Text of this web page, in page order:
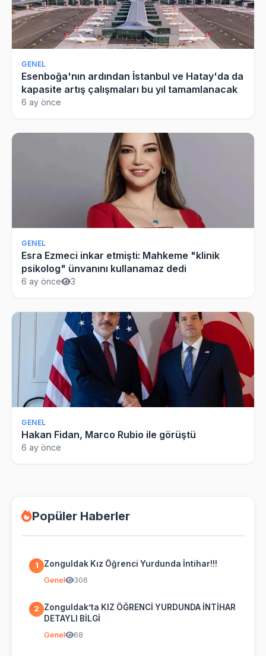
GENEL
Esenboğa'nın ardından İstanbul ve Hatay'da da
kapasite artış çalışmaları bu yıl tamamlanacak
6 ay önce
GENEL
Esra Ezmeci inkar etmişti: Mahkeme "klinik
psikolog" ünvanını kullanamaz dedi
6 ay önce 3
GENEL
Hakan Fidan, Marco Rubio ile görüştü
6 ay önce
Popüler Haberler
1 Zonguldak Kız Öğrenci Yurdunda İntihar!!!
Genel 306
2
Zonguldak’ta KIZ ÖĞRENCİ YURDUNDA İNTİHAR
DETAYLI BİLGİ
Genel 68